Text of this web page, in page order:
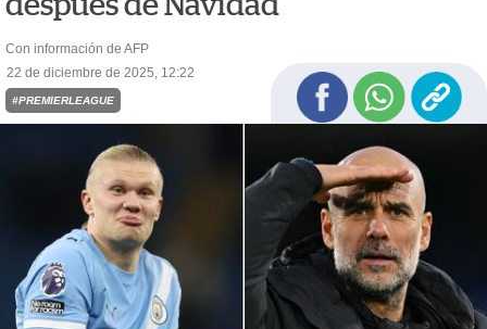
Con información de AFP
22 de diciembre de 2025, 12:22
#PREMIERLEAGUE